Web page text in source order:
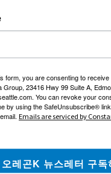
닥난방 시공 차콜온돌
form, you are consenting to
Group, 23416 Hwy 99 Suite A,
You can revoke your
by using the SafeUnsubscribe®
Emails are serviced by
오레곤K 뉴스레터 구독